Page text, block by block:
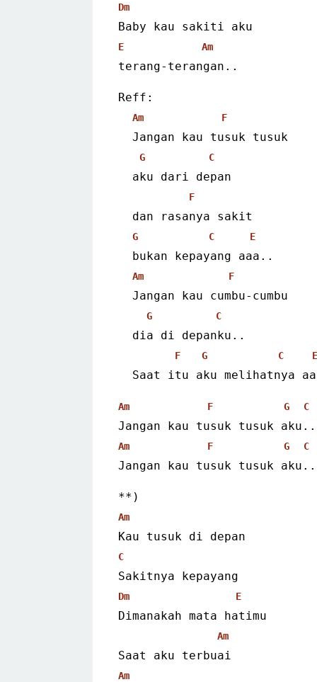
Dm
Baby kau sakiti aku
E Am
terang-terangan..
Reff:
Am F
Jangan kau tusuk tusuk
G C
aku dari depan
F
dan rasanya sakit
G C E
bukan kepayang aaa..
Am F
Jangan kau cumbu-cumbu
G C
dia di depanku..
F G C E
Saat itu aku melihatnya
Am F G C
Jangan kau tusuk tusuk aku..
Am F G C
Jangan kau tusuk tusuk
**)
Am
Kau tusuk di depan
C
Sakitnya kepayang
Dm E
Dimanakah mata hatimu
Am
Saat aku terbuai
Am